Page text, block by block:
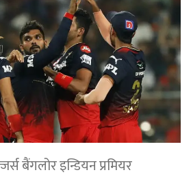
बैंगलोर इन्डियन प्रमियर